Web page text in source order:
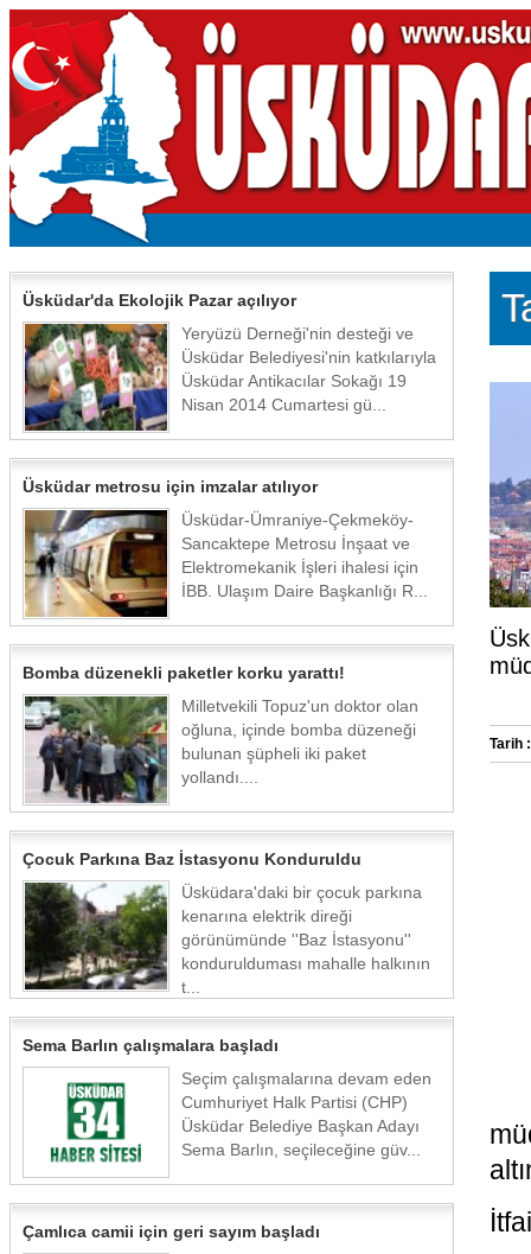
Üsküdar'da Ekolojik Pazar açılıyor
Yeryüzü Derneği'nin desteği ve
Üsküdar Belediyesi'nin katkılarıyla
Üsküdar Antikacılar Sokağı 19
Nisan 2014 Cumartesi gü...
Üsküdar metrosu için imzalar atılıyor
Üsküdar-Ümraniye-Çekmeköy-
Sancaktepe Metrosu İnşaat ve
Elektromekanik İşleri ihalesi için
İBB. Ulaşım Daire Başkanlığı R...
Bomba düzenekli paketler korku yarattı!
Milletvekili Topuz'un doktor olan
oğluna, içinde bomba düzeneği
bulunan şüpheli iki paket
yollandı....
Çocuk Parkına Baz İstasyonu Konduruldu
Üsküdara'daki bir çocuk parkına
kenarına elektrik direği
görünümünde ''Baz İstasyonu''
kondurulduması mahalle halkının
t...
Sema Barlın çalışmalara başladı
Seçim çalışmalarına devam eden
Cumhuriyet Halk Partisi (CHP)
Üsküdar Belediye Başkan Adayı
Sema Barlın, seçileceğine güv...
Çamlıca camii için geri sayım başladı
Tarih :